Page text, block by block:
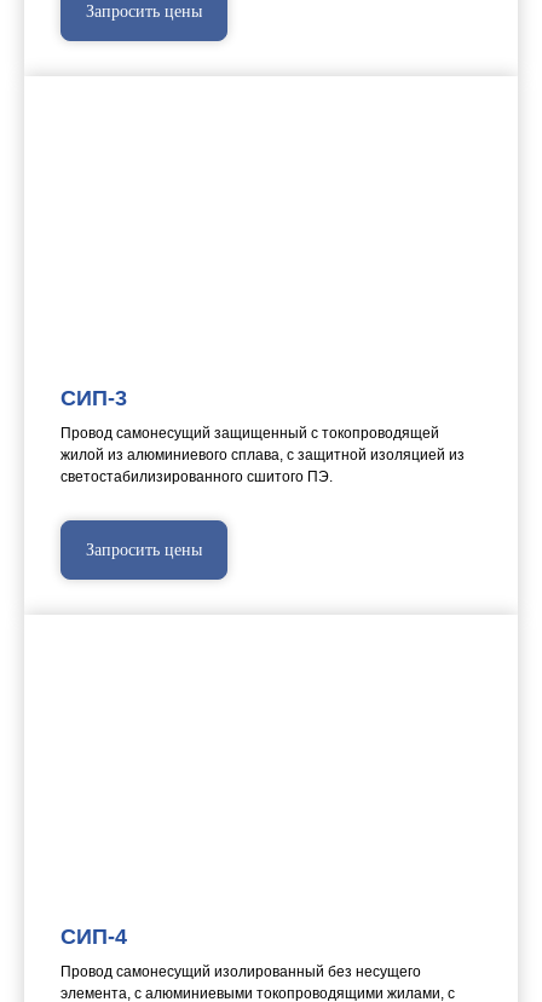
Запросить цены
СИП-3
Провод самонесущий защищенный с токопроводящей
жилой из алюминиевого сплава, с защитной изоляцией из
светостабилизированного сшитого ПЭ.
Запросить цены
СИП-4
Провод самонесущий изолированный без несущего
элемента, с алюминиевыми токопроводящими жилами, с